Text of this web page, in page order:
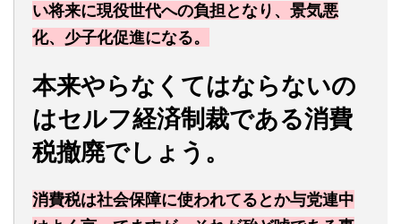
い将来に現役世代への負担となり、景気悪
化、少子化促進になる。
本来やらなくてはならないの
はセルフ経済制裁である消費
税撤廃でしょう。
消費税は社会保障に使われてるとか与党連中